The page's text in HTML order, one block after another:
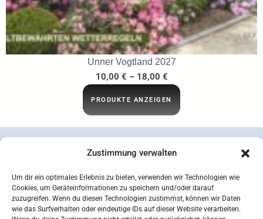
Zustimmung verwalten
Um dir ein optimales Erlebnis zu bieten, verwenden wir Technologien wie
Cookies, um Geräteinformationen zu speichern und/oder darauf
zuzugreifen. Wenn du diesen Technologien zustimmst, können wir Daten
wie das Surfverhalten oder eindeutige IDs auf dieser Website verarbeiten.
…ins Netz gegangen
29,95€
IN DEN WARENKORB